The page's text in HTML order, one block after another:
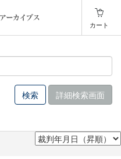
カート
詳細検索画面